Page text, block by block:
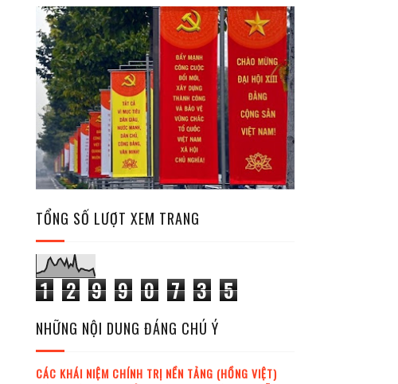
TỔNG SỐ LƯỢT XEM TRANG
1 2 9 9 0 7 3 5
NHỮNG NỘI DUNG ĐÁNG CHÚ Ý
CÁC KHÁI NIỆM CHÍNH TRỊ NỀN TẢNG (HỒNG VIỆT)